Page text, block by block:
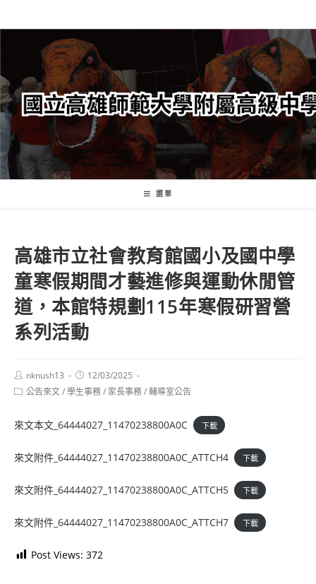
轉
要
內
容
選單
高雄市立社會教育館國小及國中學
童寒假期間才藝進修與運動休閒管
道，本館特規劃115年寒假研習營
系列活動
Post
author:
nknush13
Post
published:
12/03/2025
Post公告來文/學生事務/ 家長事務/輔導室公告
來文本文_64444027_11470238800A0C 下載
來文附件_64444027_11470238800A0C_ATTCH4 下載
來文附件_64444027_11470238800A0C_ATTCH5 下載
來文附件_64444027_11470238800A0C_ATTCH7 下載
Post Views: 372